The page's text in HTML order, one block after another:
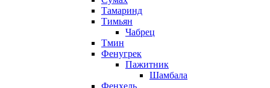
Тамаринд
Тимьян
Чабрец
Тмин
Фенугрек
Пажитник
Шамбала
Фенхель